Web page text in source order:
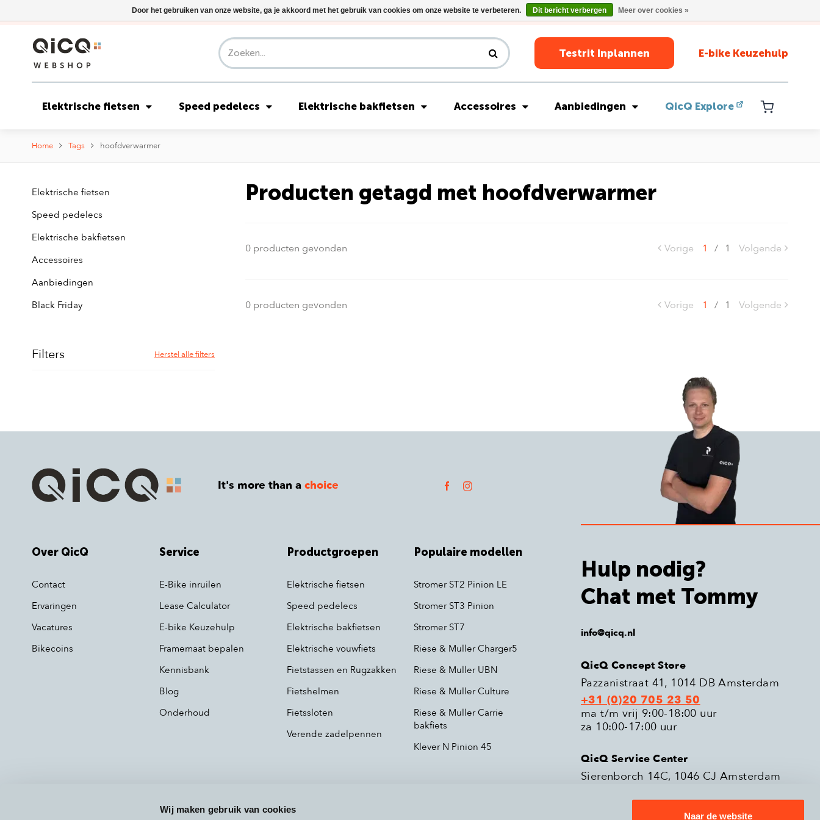
Wij maken gebruik van cookies
Naar de website
Riese & Müller Nevo5 Silent Core nu direct uit voorraad leverbaar!
Testrit Inplannen E-bike Keuzehulp
Elektrische fietsen Speed pedelecs Elektrische bakfietsen Accessoires Aanbiedingen QicQ Explore
Home Tags hoofdverwarmer
Elektrische fietsen
Speed pedelecs
Elektrische bakfietsen
Accessoires
Aanbiedingen
Black Friday
Filters Herstel alle filters
Producten getagd met hoofdverwarmer
0 producten gevonden Vorige 1 / 1 Volgende
0 producten gevonden Vorige 1 / 1 Volgende
It's more than achoice
Over QicQ
Contact
Ervaringen
Vacatures
Bikecoins
Service
E-Bike inruilen
Lease Calculator
E-bike Keuzehulp
Framemaat bepalen
Kennisbank
Blog
Onderhoud
Productgroepen
Elektrische fietsen
Speed pedelecs
Elektrische bakfietsen
Elektrische vouwfiets
Fietstassen en Rugzakken
Fietshelmen
Fietssloten
Verende zadelpennen
Populaire modellen
Stromer ST2 Pinion LE
Stromer ST3 Pinion
Stromer ST7
Riese & Muller Charger5
Riese & Muller UBN
Riese & Muller Culture
Riese & Muller Carrie
bakfiets
Klever N Pinion 45
Hulp nodig?
Chat met Tommy
info@qicq.nl
QicQ Concept Store
Pazzanistraat 41, 1014 DB Amsterdam
+31 (0)20 705 23 50
ma t/m vrij 9:00-18:00 uur
za 10:00-17:00 uur
QicQ Service Center
Sierenborch 14C, 1046 CJ Amsterdam
Door het gebruiken van onze website, ga je akkoord met het gebruik van cookies om onze website te verbeteren. Dit bericht verbergen Meer over cookies »